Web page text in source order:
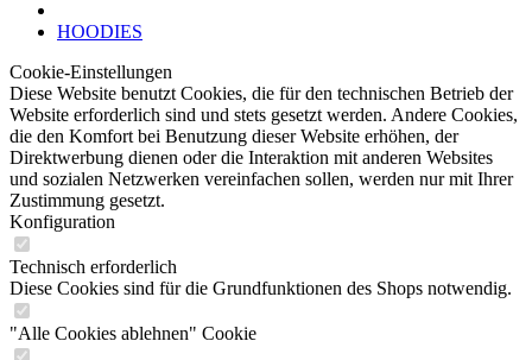
HOODIES
Cookie-Einstellungen
Diese Website benutzt Cookies, die für den technischen Betrieb der
Website erforderlich sind und stets gesetzt werden. Andere Cookies,
die den Komfort bei Benutzung dieser Website erhöhen, der
Direktwerbung dienen oder die Interaktion mit anderen Websites
und sozialen Netzwerken vereinfachen sollen, werden nur mit Ihrer
Zustimmung gesetzt.
Konfiguration
Technisch erforderlich
Diese Cookies sind für die Grundfunktionen des Shops notwendig.
"Alle Cookies ablehnen" Cookie